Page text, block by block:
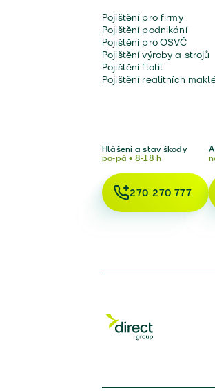
Pojištění pro firmy
Pojištění podnikání
Pojištění pro OSVČ
Pojištění výroby a strojů
Pojištění flotil
Pojištění realitních
Hlášení a stav škody
po-pá • 8-18 h
270 270 777